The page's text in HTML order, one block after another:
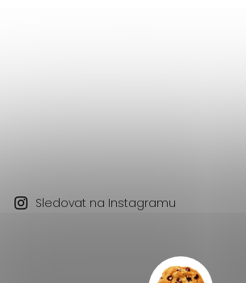
Sledovat na Instagramu